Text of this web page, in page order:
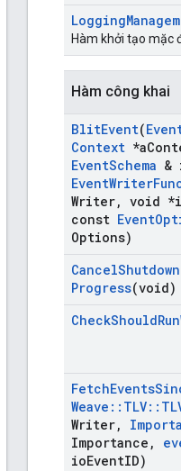
Logging
Hàm khởi tạo mặc
Hàm công khai
BlitEvent(
Context *a
EventSchema &
EventWriter
Writer, void
const Event
Options)
CancelShutdown
Progress(void)
CheckShouldRun
FetchEvents
Weave :: TLV::
Writer,
Importance ,
ioEventID)